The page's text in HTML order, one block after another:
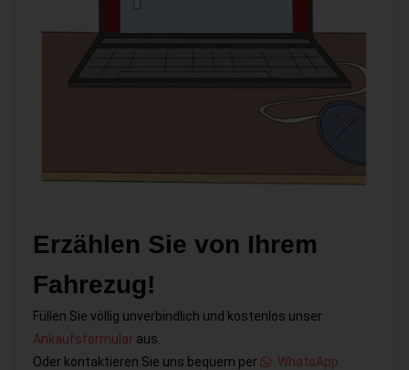
Erzählen Sie von Ihrem
Fahrezug!
Füllen Sie völlig unverbindlich und kostenlos unser
Ankaufsformular aus.
Oder kontaktieren Sie uns bequem per
WhatsApp